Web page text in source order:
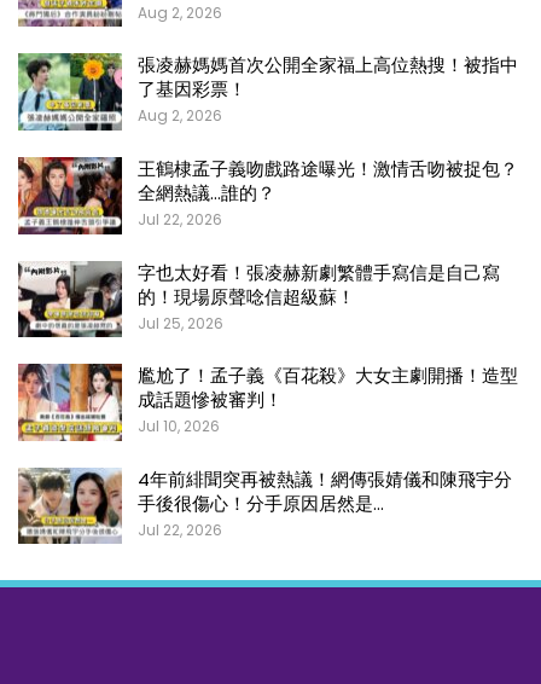
Aug 2, 2026
張凌赫媽媽首次公開全家福上高位熱搜！被指中
了基因彩票！
Aug 2, 2026
王鶴棣孟子義吻戲路途曝光！激情舌吻被捉包？
全網熱議…誰的？
Jul 22, 2026
字也太好看！張凌赫新劇繁體手寫信是自己寫
的！現場原聲唸信超級蘇！
Jul 25, 2026
尷尬了！孟子義《百花殺》大女主劇開播！造型
成話題慘被審判！
Jul 10, 2026
4年前緋聞突再被熱議！網傳張婧儀和陳飛宇分
手後很傷心！分手原因居然是…
Jul 22, 2026